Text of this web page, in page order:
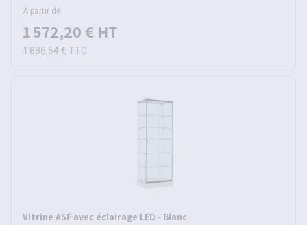
À partir de
1 572,20 € HT
1 886,64 € TTC
Vitrine ASF avec éclairage LED - Blanc